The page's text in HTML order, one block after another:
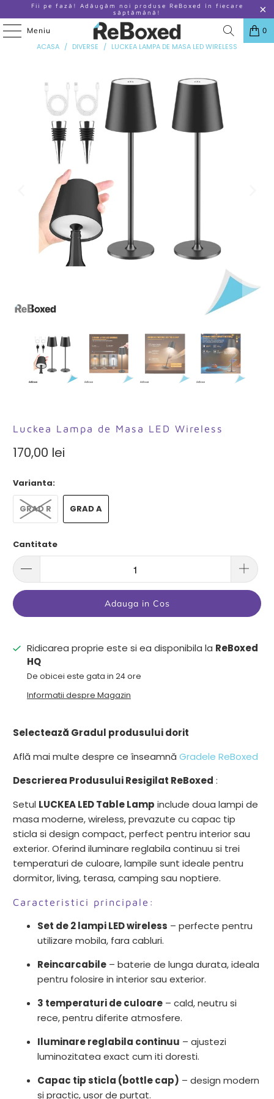
Fii pe fază! Adăugăm noi produse ReBoxed în fiecare
săptămână!
Meniu 0
ANTERIOR | URMATOR
ACASA / DIVERSE / LUCKEA LAMPA DE MASA LED WIRELESS
Luckea Lampa de Masa LED Wireless
170,00 lei
Varianta:
GRAD R GRAD A
Cantitate
Adauga in Cos
Ridicarea proprie este si ea disponibila la ReBoxed
HQ
De obicei este gata in 24 ore
Informatii despre Magazin
Selectează Gradul produsului dorit
Află mai multe despre ce înseamnăGradele ReBoxed
Descrierea Produsului Resigilat ReBoxed :
Setul LUCKEA LED Table Lamp include doua lampi de
masa moderne, wireless, prevazute cu capac tip
sticla si design compact, perfect pentru interior sau
exterior. Oferind iluminare reglabila continuu si trei
temperaturi de culoare, lampile sunt ideale pentru
dormitor, living, terasa, camping sau noptiere.
Caracteristici principale:
Set de 2 lampi LED wireless – perfecte pentru
utilizare mobila, fara cabluri.
Reincarcabile – baterie de lunga durata, ideala
pentru folosire in interior sau exterior.
3 temperaturi de culoare – cald, neutru si
rece, pentru diferite atmosfere.
Iluminare reglabila continuu – ajustezi
luminozitatea exact cum iti doresti.
Capac tip sticla (bottle cap) – design modern
si practic, usor de purtat.